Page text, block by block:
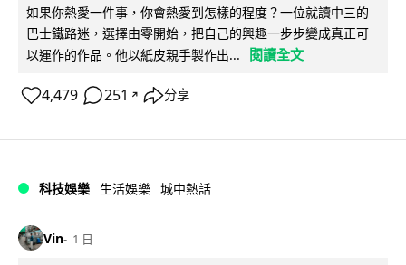
如果你熱愛一件事，你會熱愛到怎樣的程度？一位就讀中三的
巴士鐵路迷，選擇由零開始，把自己的興趣一步步變成真正可
以運作的作品。他以紙皮親手製作出...
閱讀全文
4,479 251 ↗ 分享
科技娛樂 生活娛樂 城中熱話
Vin 1 日